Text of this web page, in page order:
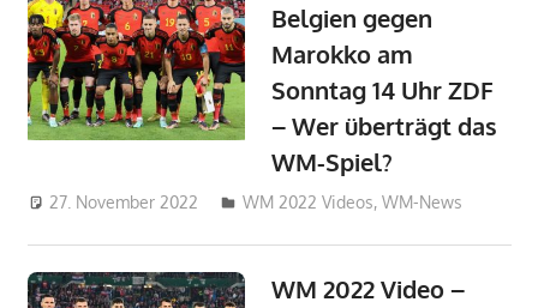
Belgien gegen
Marokko am
Sonntag 14 Uhr ZDF
– Wer überträgt das
WM-Spiel?
27. November 2022 admin_wm2022
WM 2022 Videos,WM-News
WM 2022 Video –